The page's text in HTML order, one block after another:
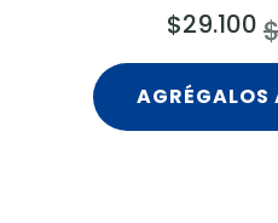
$29.100